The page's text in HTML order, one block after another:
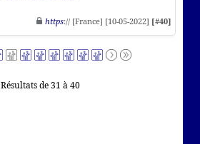
https:// [France] [10-05-2022] [#40]
Résultats de 31 à 40